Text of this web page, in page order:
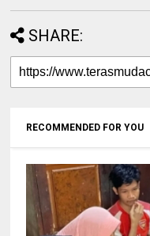
SHARE:
RECOMMENDED FOR YOU